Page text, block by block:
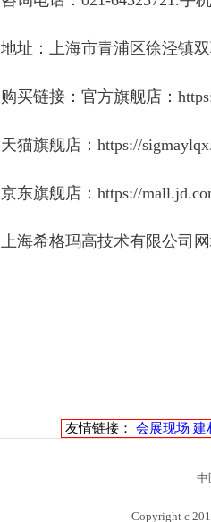
地址：上海市青浦区徐泾镇
购买链接：官方旗舰店：
天猫旗舰店： https://
京东旗舰店： https://
上海希格玛高技术有限公司网
友情链接： 会展现场 建
中
Copyright c